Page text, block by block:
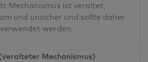
Mechanismus ist veraltet,
und unsicher und sollte daher
werden.
Mechanismus)